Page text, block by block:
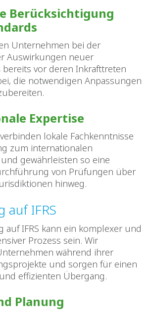
Berücksichtigung
Unternehmen bei der
Auswirkungen neuer
bereits vor deren Inkrafttreten
die notwendigen Anpassungen
Expertise
lokale Fachkenntnisse
zum internationalen
und gewährleisten so eine
von Prüfungen über
hinweg.
auf IFRS
auf IFRS kann ein komplexer und
Prozess sein. Wir
während ihrer
und sorgen für einen
effizienten Übergang.
Planung